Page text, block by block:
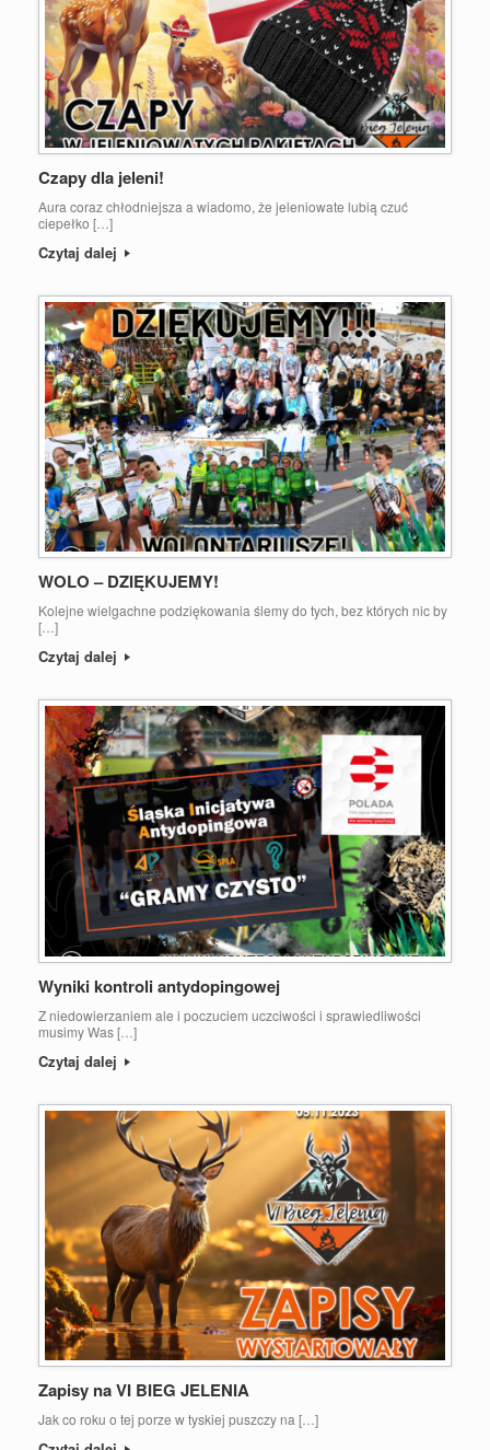
Czapy dla jeleni!
Aura coraz chłodniejsza a wiadomo, że jeleniowate lubią czuć
ciepełko […]
Czytaj dalej
WOLO – DZIĘKUJEMY!
Kolejne wielgachne podziękowania ślemy do tych, bez których nic by
[…]
Czytaj dalej
Wyniki kontroli antydopingowej
Z niedowierzaniem ale i poczuciem uczciwości i sprawiedliwości
musimy Was […]
Czytaj dalej
Zapisy na VI BIEG JELENIA
Jak co roku o tej porze w tyskiej puszczy na […]